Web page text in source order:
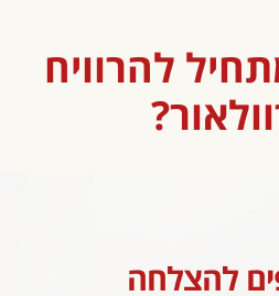
להרוויח
להצלחה